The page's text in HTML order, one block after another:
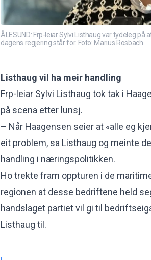
ÅLESUND: Frp-leiar Sylvi Listhaug var tydeleg
dagens regjering står for. Foto: Marius Rosbach
Listhaug vil ha meir handling
Frp-leiar Sylvi Listhaug tok tak i
på scena etter lunsj.
– Når Haagensen seier at «alle eg
eit problem, sa Listhaug og meinte
handling i næringspolitikken.
Ho trekte fram oppturen i de
regionen at desse bedriftene held
handslaget partiet vil gi til
Listhaug til.